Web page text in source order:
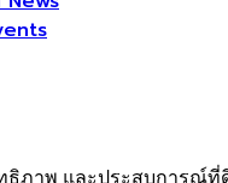
ธิภาพ และประสบการณ์